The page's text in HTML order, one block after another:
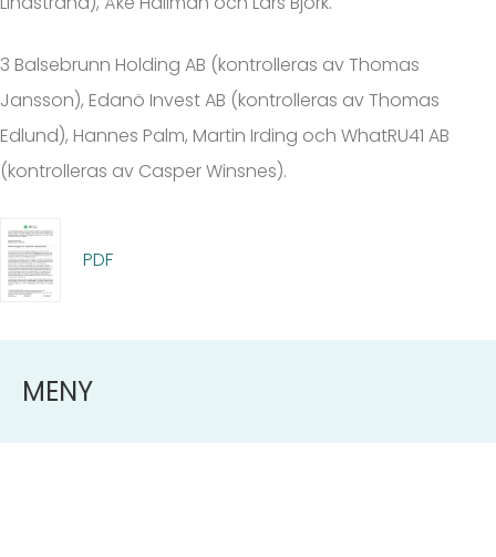
3 Balsebrunn Holding AB (kontrolleras av Thomas
Jansson), Edanö Invest AB (kontrolleras av Thomas
Edlund), Hannes Palm, Martin Irding och WhatRU41 AB
(kontrolleras av Casper Winsnes).
PDF
MENY